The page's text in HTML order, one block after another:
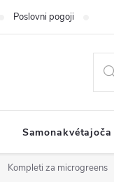
Poslovni pogoji
Samonakvétajoča
Kompleti za microgreens